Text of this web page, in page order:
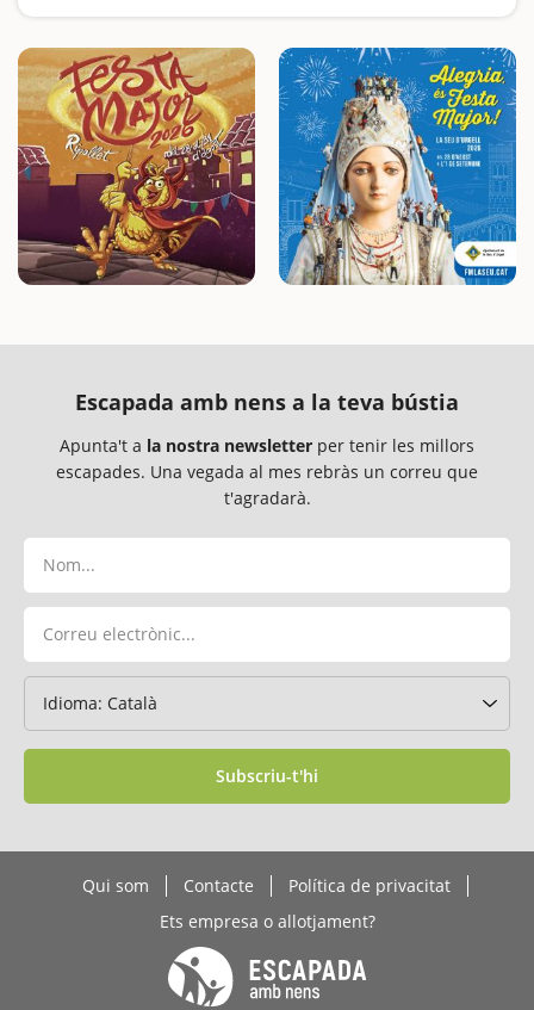
Escapada amb nens a la teva bústia
Apunta't a la nostra newsletter per tenir les millors
escapades. Una vegada al mes rebràs un correu que
t'agradarà.
Subscriu-t'hi
Qui som Contacte
Política de privacitat
Ets empresa o allotjament?